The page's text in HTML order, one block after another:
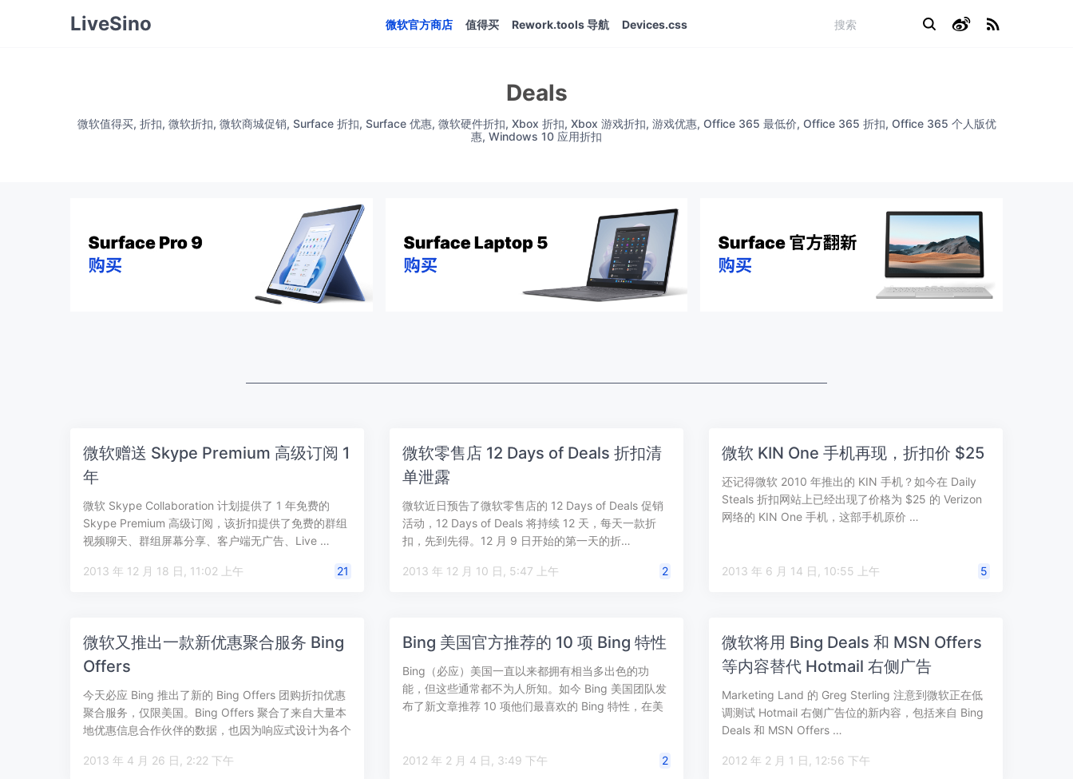
LiveSino 微软官方商店 值得买 Rework.tools 导航 Devices.css
Deals
微软值得买, 折扣, 微软折扣, 微软商城促销, Surface 折扣, Surface 优惠, 微软硬件折扣, Xbox 折扣, Xbox 游戏折扣, 游戏优惠, Office 365 最低价, Office 365 折扣, Office 365 个人版优
惠, Windows 10 应用折扣
微软赠送 Skype Premium 高级订阅 1
年
微软 Skype Collaboration 计划提供了 1 年免费的
Skype Premium 高级订阅，该折扣提供了免费的群组
视频聊天、群组屏幕分享、客户端无广告、Live …
2013 年 12 月 18 日, 11:02 上午 21
微软零售店 12 Days of Deals 折扣清
单泄露
微软近日预告了微软零售店的 12 Days of Deals 促销
活动，12 Days of Deals 将持续 12 天，每天一款折
扣，先到先得。12 月 9 日开始的第一天的折…
2013 年 12 月 10 日, 5:47 上午 2
微软 KIN One 手机再现，折扣价 $25
还记得微软 2010 年推出的 KIN 手机？如今在 Daily
Steals 折扣网站上已经出现了价格为 $25 的 Verizon
网络的 KIN One 手机，这部手机原价 …
2013 年 6 月 14 日, 10:55 上午 5
微软又推出一款新优惠聚合服务 Bing
Offers
今天必应 Bing 推出了新的 Bing Offers 团购折扣优惠
聚合服务，仅限美国。Bing Offers 聚合了来自大量本
地优惠信息合作伙伴的数据，也因为响应式设计为各个
2013 年 4 月 26 日, 2:22 下午
Bing 美国官方推荐的 10 项 Bing 特性
Bing（必应）美国一直以来都拥有相当多出色的功
能，但这些通常都不为人所知。如今 Bing 美国团队发
布了新文章推荐 10 项他们最喜欢的 Bing 特性，在美
2012 年 2 月 4 日, 3:49 下午 2
微软将用 Bing Deals 和 MSN Offers
等内容替代 Hotmail 右侧广告
Marketing Land 的 Greg Sterling 注意到微软正在低
调测试 Hotmail 右侧广告位的新内容，包括来自 Bing
Deals 和 MSN Offers …
2012 年 2 月 1 日, 12:56 下午